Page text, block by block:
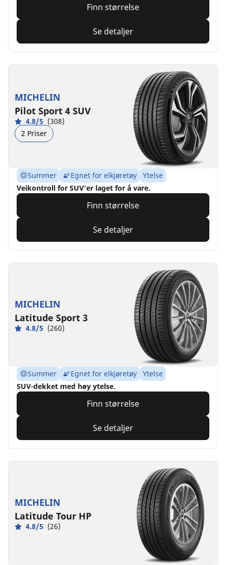
Finn størrelse
Se detaljer
MICHELIN
Pilot Sport 4 SUV
4.8/5 (308)
2 Priser
Summer Egnet for elkjøretøy
Ytelse
Veikontroll for SUV'er laget for å vare.
Finn størrelse
Se detaljer
MICHELIN
Latitude Sport 3
4.8/5 (260)
Summer Egnet for elkjøretøy
Ytelse
SUV-dekket med høy ytelse.
Finn størrelse
Se detaljer
MICHELIN
Latitude Tour HP
4.8/5 (26)